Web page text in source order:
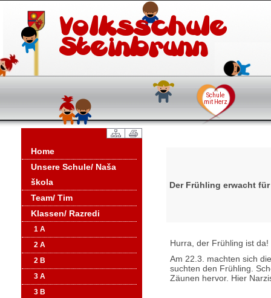
Home
Unsere Schule/ Naša
škola
Team/ Tim
Klassen/ Razredi
1 A
2 A
2 B
3 A
3 B
Der Frühling erwacht
Hurra, der Frühling ist da!
Am 22.3. machten sich
suchten den Frühling.
Zäunen hervor. Hier